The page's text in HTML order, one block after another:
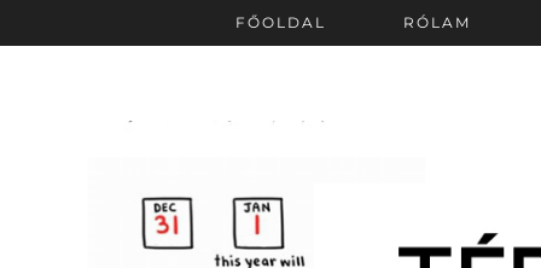
FŐOLDAL RÓLAM